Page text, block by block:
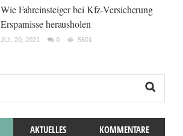
Wie Fahreinsteiger bei Kfz-Versicherung
Ersparnisse herausholen
JUL 20, 2021 0 5601
AKTUELLES KOMMENTARE